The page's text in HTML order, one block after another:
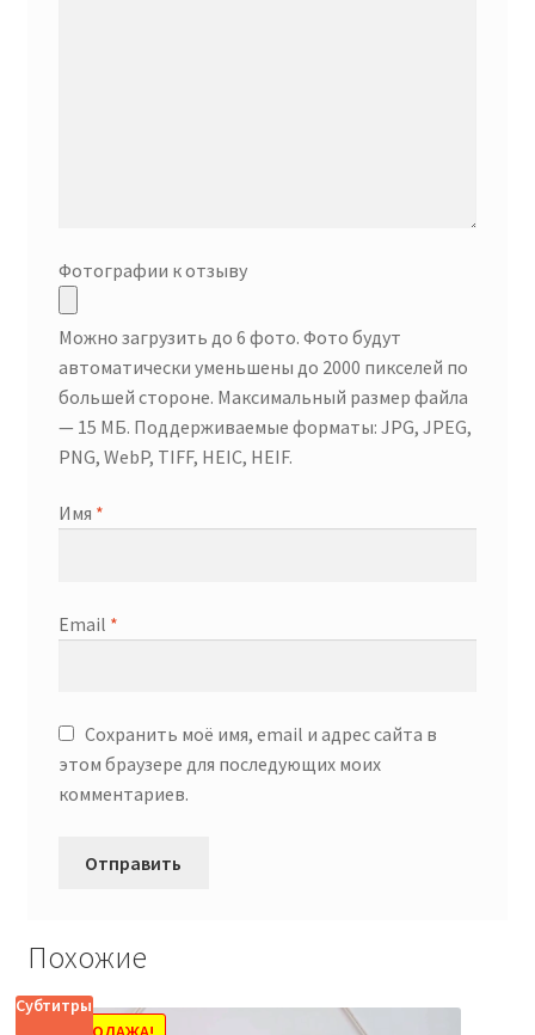
Фотографии к отзыву
Можно загрузить до 6 фото. Фото будут
автоматически уменьшены до 2000 пикселей по
большей стороне. Максимальный размер файла
— 15 МБ. Поддерживаемые форматы: JPG, JPEG,
PNG, WebP, TIFF, HEIC, HEIF.
Имя *
Email *
Сохранить моё имя, email и адрес сайта в
этом браузере для последующих моих
комментариев.
Похожие
Субтитры